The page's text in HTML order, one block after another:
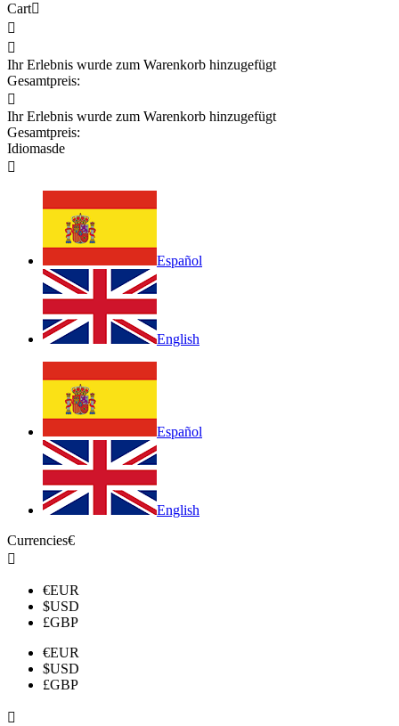
Cart


Ihr Erlebnis wurde zum Warenkorb hinzugefügt
Gesamtpreis:

Ihr Erlebnis wurde zum Warenkorb hinzugefügt
Gesamtpreis:
Idiomasde

Español
English
Español
English
Currencies€

€EUR
$USD
£GBP
€EUR
$USD
£GBP
